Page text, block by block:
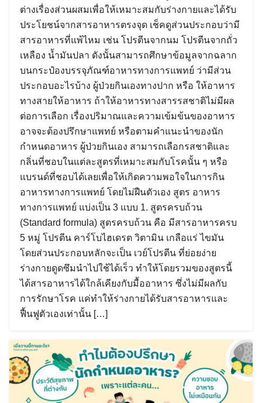
ต่างเรื่องส่วนผสมเพื่อให้เหมาะสมกับร่างกายและได้รับ
ประโยชน์จากสารอาหารตรงจุด เช็คดูส่วนประกอบว่ามี
สารอาหารที่แพ้ไหม เช่น โปรตีนจากนม โปรตีนจากถั่ว
เหลือง น้ำมันปลา ดังนั้นสามารถศึกษาข้อมูลจากฉลาก
บนกระป๋องบรรจุภัณฑ์อาหารทางการแพทย์ ว่ามีส่วน
ประกอบอะไรบ้าง ผู้ป่วยกินเองทางปาก หรือ ให้อาหาร
ทางสายให้อาหาร ถ้าให้อาหารทางสารรสชาติไม่มีผล
ต่อการเลือก เรื่องปริมาณและความเข้มข้นของอาหาร
อาจจะต้องปรึกษาแพทย์ หรือตามคำแนะนำของนัก
กำหนดอาหาร ผู้ป่วยกินเอง สามารถเลือกรสชาติและ
กลิ่นที่ชอบในแต่ละสูตรที่เหมาะสมกับโรคนั้น ๆ หรือ
แบรนด์ที่ชอบได้เลยเพื่อให้เกิดความพอใจในการกิน
อาหารทางการแพทย์ โดยไม่ฝืนตัวเอง สูตร อาหาร
ทางการแพทย์ แบ่งเป็น 3 แบบ 1. สูตรครบถ้วน
(Standard formula) สูตรครบถ้วน คือ มีสารอาหารครบ
5 หมู่ โปรตีน คาร์โบไฮเดรต วิตามิน เกลือแร่ ไขมัน
โดยส่วนประกอบหลักจะเป็น เวย์โปรตีน ที่ย่อยง่าย
ร่างกายดูดซึมนำไปใช้ได้เร็ว ทำให้โดยรวมของสูตรนี้
ได้สารอาหารได้ใกล้เคียงกับมื้ออาหาร ซึ่งไม่มีผลกับ
การรักษาโรค แค่ทำให้ร่างกายได้รับสารอาหารและ
ฟื้นฟูตัวเองเท่านั้น […]